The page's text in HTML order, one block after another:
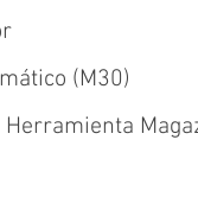
(M30)